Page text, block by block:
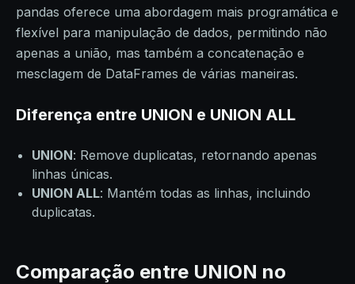
pandas oferece uma abordagem mais programática e
flexível para manipulação de dados, permitindo não
apenas a união, mas também a concatenação e
mesclagem de DataFrames de várias maneiras.
Diferença entre UNION e UNION ALL
UNION: Remove duplicatas, retornando apenas
linhas únicas.
UNION ALL: Mantém todas as linhas, incluindo
duplicatas.
Comparação entre UNION no